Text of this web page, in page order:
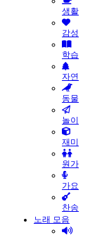
생활
감성
학습
자연
동물
놀이
재미
원가
가요
찬송
노래 모음